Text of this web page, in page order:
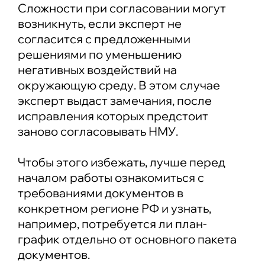
Сложности при согласовании могут
возникнуть, если эксперт не
согласится с предложенными
решениями по уменьшению
негативных воздействий на
окружающую среду. В этом случае
эксперт выдаст замечания, после
исправления которых предстоит
заново согласовывать НМУ.
Чтобы этого избежать, лучше перед
началом работы ознакомиться с
требованиями документов в
конкретном регионе РФ и узнать,
например, потребуется ли план-
график отдельно от основного пакета
документов.